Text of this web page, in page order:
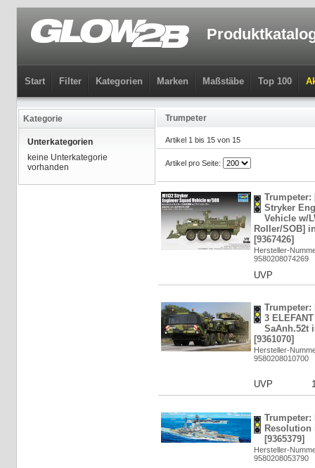
Start Filter Kategorien Marken Maßstäbe Top 100
Kategorie
Unterkategorien
keine Unterkategorie
vorhanden
Trumpeter
Artikel 1 bis 15 von 15
Artikel pro Seite:
Trumpeter:
Stryker
Vehicle w/
Roller/SOB]
[9367426]
Hersteller-
9580208074269
UVP
Trumpeter:
3
SaAnh.52t
[9361070]
Hersteller-
9580208010700
UVP
Trumpeter:
Resolution
[9365379]
Hersteller-
9580208053790